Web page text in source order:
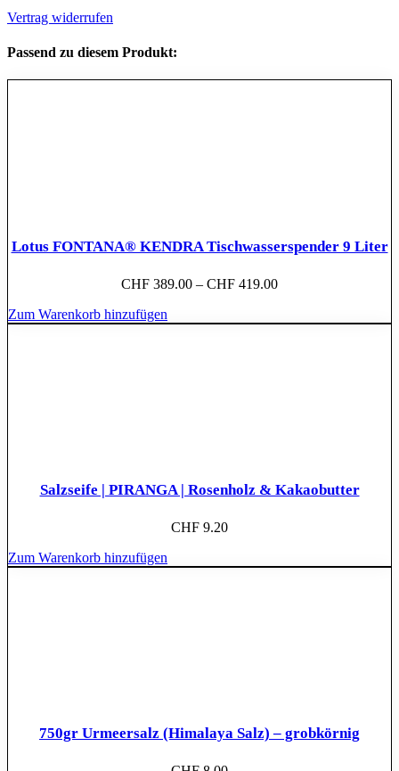
Vertrag widerrufen
Passend zu diesem Produkt:
Lotus FONTANA® KENDRA Tischwasserspender 9 Liter
CHF 389.00 – CHF 419.00
Zum Warenkorb hinzufügen
Salzseife | PIRANGA | Rosenholz & Kakaobutter
CHF 9.20
Zum Warenkorb hinzufügen
750gr Urmeersalz (Himalaya Salz) – grobkörnig